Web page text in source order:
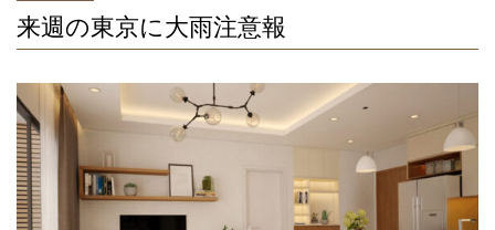
来週の東京に大雨注意報